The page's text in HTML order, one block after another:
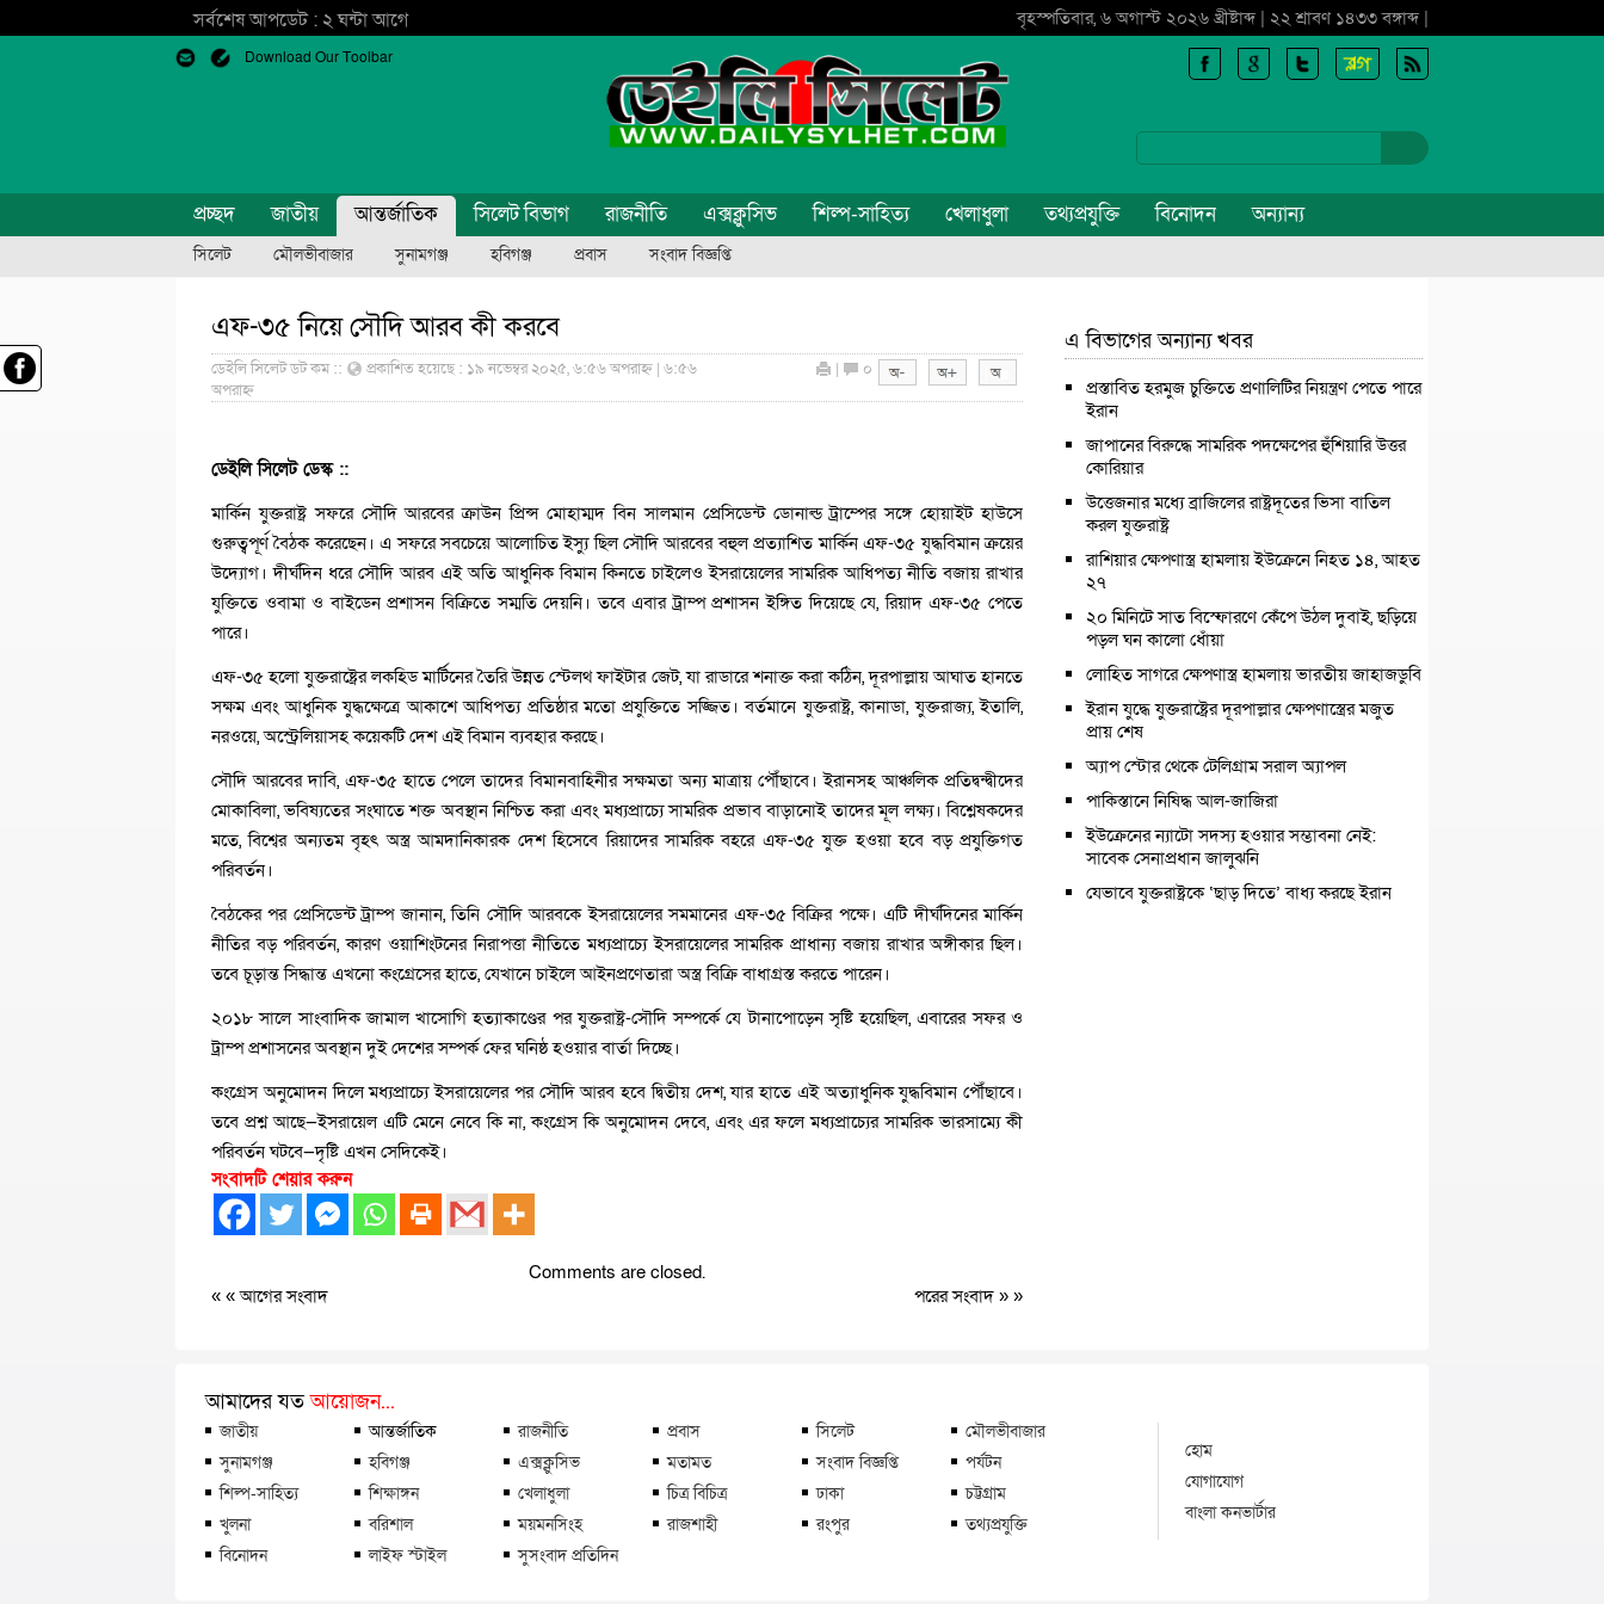
সর্বশেষ আপডেট : ২ ঘন্টা আগে বৃহস্পতিবার, ৬ অগাস্ট ২০২৬ খ্রীষ্টাব্দ | ২২ শ্রাবণ ১৪৩৩ বঙ্গাব্দ |
Download Our Toolbar
প্রচ্ছদ জাতীয় আন্তর্জাতিক সিলেট বিভাগ রাজনীতি এক্সক্লুসিভ শিল্প-সাহিত্য খেলাধুলা তথ্যপ্রযুক্তি বিনোদন অন্যান্য
সিলেট মৌলভীবাজার সুনামগঞ্জ হবিগঞ্জ প্রবাস সংবাদ বিজ্ঞপ্তি
এফ-৩৫ নিয়ে সৌদি আরব কী করবে
ডেইলি সিলেট ডট কম ::
প্রকাশিত হয়েছে : ১৯ নভেম্বর ২০২৫, ৬:৫৬ অপরাহ্ন | ৬:৫৬
অপরাহ্ন
| ০
ডেইলি সিলেট ডেস্ক ::
মার্কিন যুক্তরাষ্ট্র সফরে সৌদি আরবের ক্রাউন প্রিন্স মোহাম্মদ বিন সালমান প্রেসিডেন্ট ডোনাল্ড ট্রাম্পের সঙ্গে হোয়াইট হাউসে
গুরুত্বপূর্ণ বৈঠক করেছেন। এ সফরে সবচেয়ে আলোচিত ইস্যু ছিল সৌদি আরবের বহুল প্রত্যাশিত মার্কিন এফ-৩৫ যুদ্ধবিমান ক্রয়ের
উদ্যোগ। দীর্ঘদিন ধরে সৌদি আরব এই অতি আধুনিক বিমান কিনতে চাইলেও ইসরায়েলের সামরিক আধিপত্য নীতি বজায় রাখার
যুক্তিতে ওবামা ও বাইডেন প্রশাসন বিক্রিতে সম্মতি দেয়নি। তবে এবার ট্রাম্প প্রশাসন ইঙ্গিত দিয়েছে যে, রিয়াদ এফ-৩৫ পেতে
পারে।
এফ-৩৫ হলো যুক্তরাষ্ট্রের লকহিড মার্টিনের তৈরি উন্নত স্টেলথ ফাইটার জেট, যা রাডারে শনাক্ত করা কঠিন, দূরপাল্লায় আঘাত হানতে
সক্ষম এবং আধুনিক যুদ্ধক্ষেত্রে আকাশে আধিপত্য প্রতিষ্ঠার মতো প্রযুক্তিতে সজ্জিত। বর্তমানে যুক্তরাষ্ট্র, কানাডা, যুক্তরাজ্য, ইতালি,
নরওয়ে, অস্ট্রেলিয়াসহ কয়েকটি দেশ এই বিমান ব্যবহার করছে।
সৌদি আরবের দাবি, এফ-৩৫ হাতে পেলে তাদের বিমানবাহিনীর সক্ষমতা অন্য মাত্রায় পৌঁছাবে। ইরানসহ আঞ্চলিক প্রতিদ্বন্দ্বীদের
মোকাবিলা, ভবিষ্যতের সংঘাতে শক্ত অবস্থান নিশ্চিত করা এবং মধ্যপ্রাচ্যে সামরিক প্রভাব বাড়ানোই তাদের মূল লক্ষ্য। বিশ্লেষকদের
মতে, বিশ্বের অন্যতম বৃহৎ অস্ত্র আমদানিকারক দেশ হিসেবে রিয়াদের সামরিক বহরে এফ-৩৫ যুক্ত হওয়া হবে বড় প্রযুক্তিগত
পরিবর্তন।
বৈঠকের পর প্রেসিডেন্ট ট্রাম্প জানান, তিনি সৌদি আরবকে ইসরায়েলের সমমানের এফ-৩৫ বিক্রির পক্ষে। এটি দীর্ঘদিনের মার্কিন
নীতির বড় পরিবর্তন, কারণ ওয়াশিংটনের নিরাপত্তা নীতিতে মধ্যপ্রাচ্যে ইসরায়েলের সামরিক প্রাধান্য বজায় রাখার অঙ্গীকার ছিল।
তবে চূড়ান্ত সিদ্ধান্ত এখনো কংগ্রেসের হাতে, যেখানে চাইলে আইনপ্রণেতারা অস্ত্র বিক্রি বাধাগ্রস্ত করতে পারেন।
২০১৮ সালে সাংবাদিক জামাল খাসোগি হত্যাকাণ্ডের পর যুক্তরাষ্ট্র-সৌদি সম্পর্কে যে টানাপোড়েন সৃষ্টি হয়েছিল, এবারের সফর ও
ট্রাম্প প্রশাসনের অবস্থান দুই দেশের সম্পর্ক ফের ঘনিষ্ঠ হওয়ার বার্তা দিচ্ছে।
কংগ্রেস অনুমোদন দিলে মধ্যপ্রাচ্যে ইসরায়েলের পর সৌদি আরব হবে দ্বিতীয় দেশ, যার হাতে এই অত্যাধুনিক যুদ্ধবিমান পৌঁছাবে।
তবে প্রশ্ন আছে—ইসরায়েল এটি মেনে নেবে কি না, কংগ্রেস কি অনুমোদন দেবে, এবং এর ফলে মধ্যপ্রাচ্যের সামরিক ভারসাম্যে কী
পরিবর্তন ঘটবে—দৃষ্টি এখন সেদিকেই।
সংবাদটি শেয়ার করুন
Comments are closed.
« «আগের সংবাদ পরের সংবাদ » »
এ বিভাগের অন্যান্য খবর
প্রস্তাবিত হরমুজ চুক্তিতে প্রণালিটির নিয়ন্ত্রণ পেতে পারে
ইরান
জাপানের বিরুদ্ধে সামরিক পদক্ষেপের হুঁশিয়ারি উত্তর
কোরিয়ার
উত্তেজনার মধ্যে ব্রাজিলের রাষ্ট্রদূতের ভিসা বাতিল
করল যুক্তরাষ্ট্র
রাশিয়ার ক্ষেপণাস্ত্র হামলায় ইউক্রেনে নিহত ১৪, আহত
২৭
২০ মিনিটে সাত বিস্ফোরণে কেঁপে উঠল দুবাই, ছড়িয়ে
পড়ল ঘন কালো ধোঁয়া
লোহিত সাগরে ক্ষেপণাস্ত্র হামলায় ভারতীয় জাহাজডুবি
ইরান যুদ্ধে যুক্তরাষ্ট্রের দূরপাল্লার ক্ষেপণাস্ত্রের মজুত
প্রায় শেষ
অ্যাপ স্টোর থেকে টেলিগ্রাম সরাল অ্যাপল
পাকিস্তানে নিষিদ্ধ আল-জাজিরা
ইউক্রেনের ন্যাটো সদস্য হওয়ার সম্ভাবনা নেই:
সাবেক সেনাপ্রধান জালুঝনি
যেভাবে যুক্তরাষ্ট্রকে ‘ছাড় দিতে’ বাধ্য করছে ইরান
আমাদের যতআয়োজন...
জাতীয় আন্তর্জাতিক রাজনীতি প্রবাস সিলেট
মৌলভীবাজার
সুনামগঞ্জ
হবিগঞ্জ এক্সক্লুসিভ মতামত সংবাদ বিজ্ঞপ্তি
পর্যটন
শিল্প-সাহিত্য
শিক্ষাঙ্গন খেলাধুলা চিত্র বিচিত্র ঢাকা
চট্টগ্রাম
খুলনা
বরিশাল ময়মনসিংহ রাজশাহী রংপুর
তথ্যপ্রযুক্তি
বিনোদন
লাইফ স্টাইল সুসংবাদ প্রতিদিন
হোম
যোগাযোগ
বাংলা কনভার্টার